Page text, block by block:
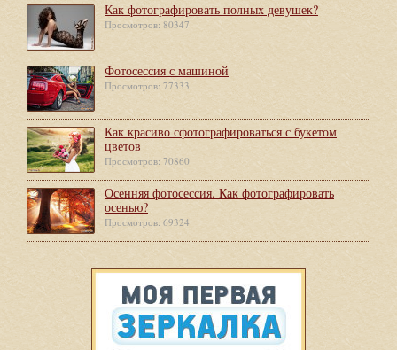
Как фотографировать полных девушек?
Просмотров: 80347
Фотосессия с машиной
Просмотров: 77333
Как красиво сфотографироваться с букетом
цветов
Просмотров: 70860
Осенняя фотосессия. Как фотографировать
осенью?
Просмотров: 69324